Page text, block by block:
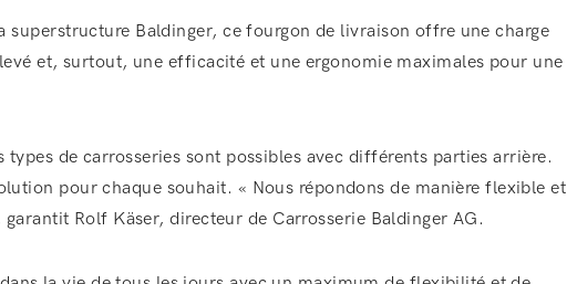
superstructure Baldinger, ce fourgon de livraison offre une charge
et, surtout, une efficacité et une ergonomie maximales pour une
de carrosseries sont possibles avec différents parties arrière.
pour chaque souhait. « Nous répondons de manière flexible et
Rolf Käser, directeur de Carrosserie Baldinger AG.